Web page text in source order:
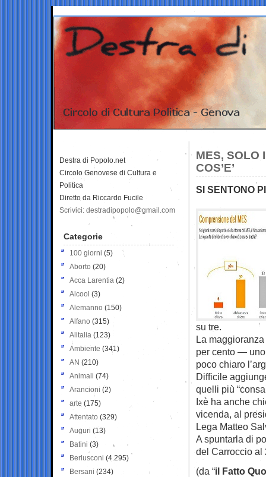
MES, SOLO
COS’E’
SI SENTONO
su tre.
La
per cento —
poco chiaro
Difficile
quelli più
Ixè ha anche
vicenda, al
Lega Matteo
A spuntarla di
del Carroccio al
(da “il Fatto
Destra di Popolo.net
Circolo Genovese di Cultura e
Politica
Diretto da Riccardo Fucile
Scrivici: destradipopolo@gmail.com
Categorie
100 giorni (5)
Aborto (20)
Acca Larentia (2)
Alcool (3)
Alemanno (150)
Alfano (315)
Alitalia (123)
Ambiente (341)
AN (210)
Animali (74)
Arancioni (2)
arte (175)
Attentato (329)
Auguri (13)
Batini (3)
Berlusconi (4.295)
Bersani (234)